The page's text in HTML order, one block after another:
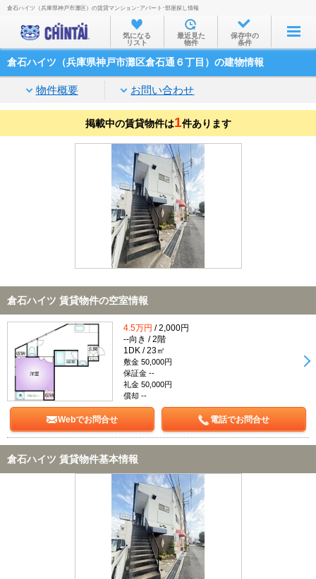
お部屋を探す
沿線・駅から
家賃相場から
通勤通学時間から
物件特集から
不動産会社から
TOP
倉石ハイツ（兵庫県神戸市灘区）の賃貸マンション･アパート･部屋探し情報
気になる
リスト
最近見た
物件
保存中の
条件
倉石ハイツ（兵庫県神戸市灘区倉石通６丁目）の建物情報
物件概要 お問い合わせ
掲載中の賃貸物件は1件あります
倉石ハイツ 賃貸物件の空室情報
4.5万円 / 2,000円
--向き / 2階
1DK / 23㎡
敷金 50,000円
保証金 --
礼金 50,000円
償却 --
Webでお問合せ 電話でお問合せ
倉石ハイツ 賃貸物件基本情報